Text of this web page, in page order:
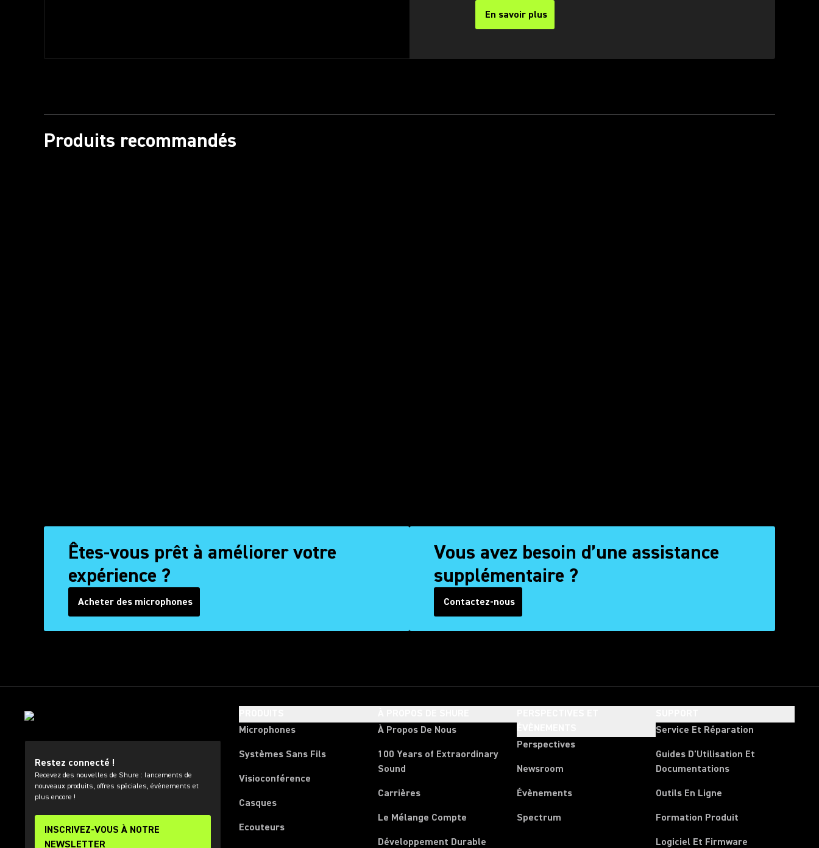
En savoir plus
Produits recommandés
Êtes-vous prêt à améliorer votre
expérience ?
Acheter des microphones
Vous avez besoin d’une assistance
supplémentaire ?
Contactez-nous
(Opens in a new tab)
Restez connecté !
Recevez des nouvelles de Shure : lancements de
nouveaux produits, offres spéciales, événements et
plus encore !
INSCRIVEZ-VOUS À NOTRE
NEWSLETTER
Microphones
Systèmes Sans Fils
Visioconférence
Casques
Ecouteurs
À Propos De Nous
100 Years of Extraordinary
Sound
Carrières
Le Mélange Compte
Développement Durable
Perspectives
Newsroom
Évènements
Spectrum
Service Et Réparation
Guides D'Utilisation Et
Documentations
Outils En Ligne
Formation Produit
Logiciel Et Firmware